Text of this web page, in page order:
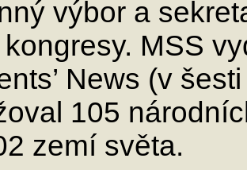
výbor a
MSS
News (v
105
zemí světa.